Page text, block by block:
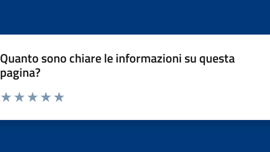
Quanto sono chiare le informazioni su questa
pagina?